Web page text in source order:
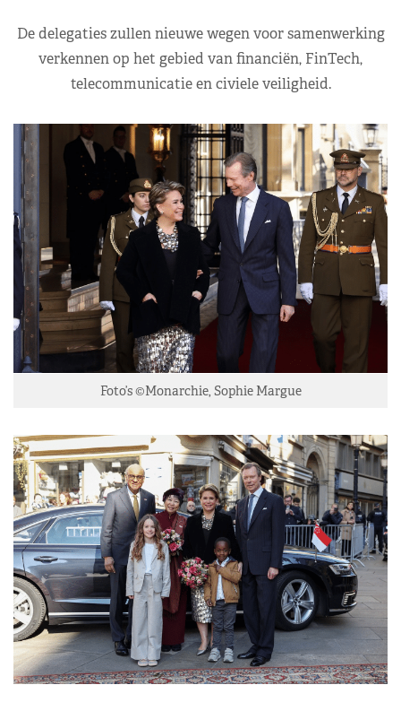
De delegaties zullen nieuwe wegen voor samenwerking
verkennen op het gebied van financiën, FinTech,
telecommunicatie en civiele veiligheid.
Foto’s ©Monarchie, Sophie Margue